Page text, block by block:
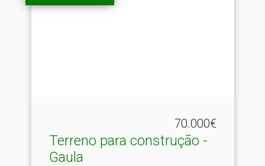
70.000€
Terreno para construção -
Gaula